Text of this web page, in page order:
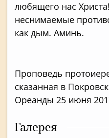
любящего нас
неснимаемые
как дым. Аминь.
Проповедь
сказанная в
Ореанды 25 июня
Галерея